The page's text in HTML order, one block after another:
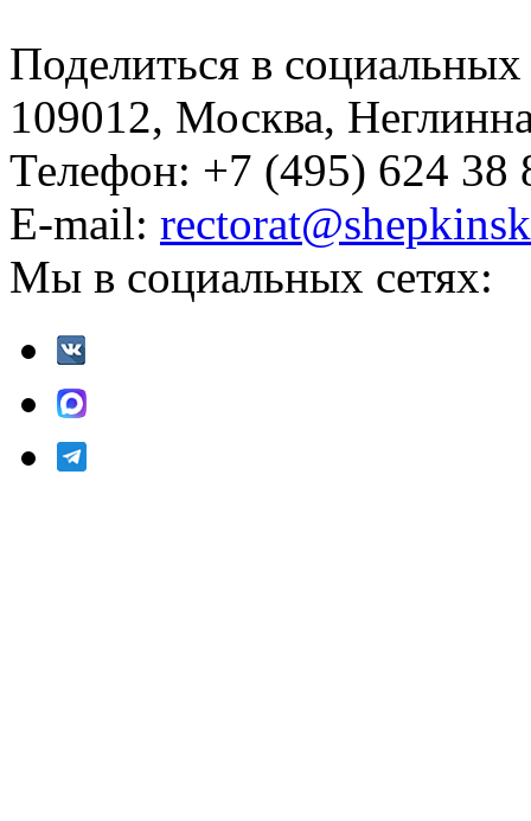
Поделиться в социальных
109012, Москва,
Телефон: +7 (495) 624 38
E-mail:
Мы в социальных сетях: